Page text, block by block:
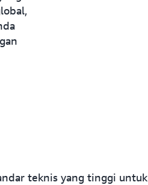
teknis yang tinggi untuk